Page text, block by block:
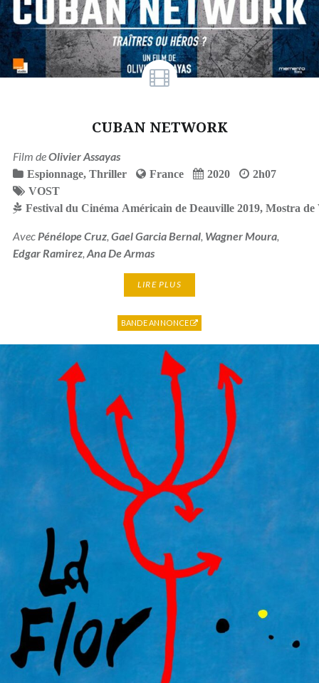
CUBAN NETWORK
Film deOlivier Assayas
Espionnage, Thriller France 2020
2h07
VOST
Festival du Cinéma Américain de Deauville 2019, Mostra de
Avec Pénélope Cruz, Gael Garcia Bernal, Wagner Moura,
Edgar Ramirez, Ana De Armas
LIRE PLUS
BANDE ANNONCE